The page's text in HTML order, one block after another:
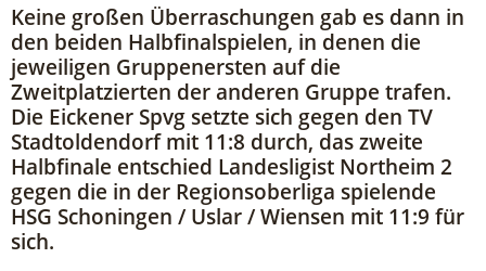
Keine großen Überraschungen gab es dann in
den beiden Halbfinalspielen, in denen die
jeweiligen Gruppenersten auf die
Zweitplatzierten der anderen Gruppe trafen.
Die Eickener Spvg setzte sich gegen den TV
Stadtoldendorf mit 11:8 durch, das zweite
Halbfinale entschied Landesligist Northeim 2
gegen die in der Regionsoberliga spielende
HSG Schoningen / Uslar / Wiensen mit 11:9 für
sich.